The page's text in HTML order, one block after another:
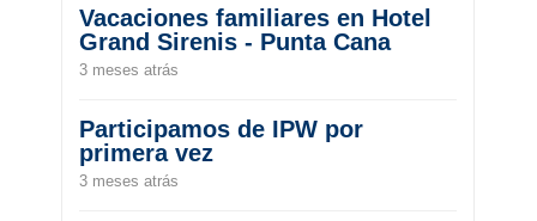
Vacaciones familiares en Hotel
Grand Sirenis - Punta Cana
3 meses atrás
Participamos de IPW por
primera vez
3 meses atrás